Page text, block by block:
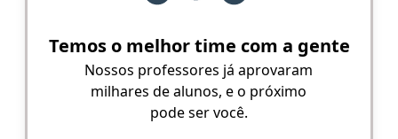
Temos o melhor time com a gente
Nossos professores já aprovaram
milhares de alunos, e o próximo
pode ser você.